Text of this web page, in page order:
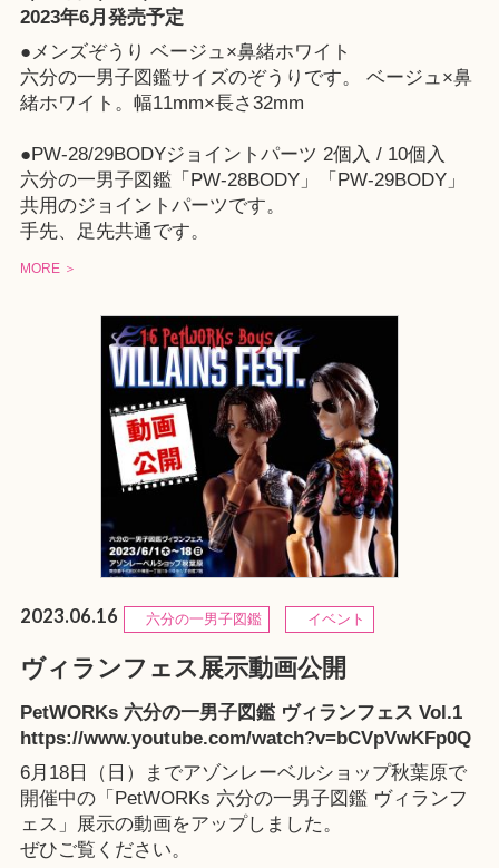
2023年6月発売予定
●メンズぞうり ベージュ×鼻緒ホワイト
六分の一男子図鑑サイズのぞうりです。 ベージュ×鼻
緒ホワイト。幅11mm×長さ32mm
●PW-28/29BODYジョイントパーツ 2個入 / 10個入
六分の一男子図鑑「PW-28BODY」「PW-29BODY」
共用のジョイントパーツです。
手先、足先共通です。
MORE ＞
2023.06.16 六分の一男子図鑑 イベント
ヴィランフェス展示動画公開
PetWORKs 六分の一男子図鑑 ヴィランフェス Vol.1
https://www.youtube.com/watch?v=bCVpVwKFp0Q
6月18日（日）までアゾンレーベルショップ秋葉原で
開催中の「 PetWORKs 六分の一男子図鑑 ヴィランフ
ェス 」展示の動画をアップしました。
ぜひご覧ください。